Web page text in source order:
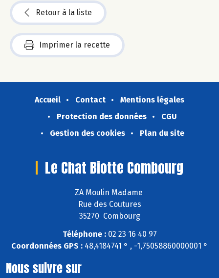
Retour à la liste
Imprimer la recette
Accueil Contact
Mentions légales
Protection des données
CGU
Gestion des cookies
Plan du site
Le Chat Biotte Combourg
ZA Moulin Madame
Rue des Coutures
35270 Combourg
Téléphone :02 23 16 40 97
Coordonnées GPS : 48,4184741 ° , -1,75058860000001 °
Nous suivre sur